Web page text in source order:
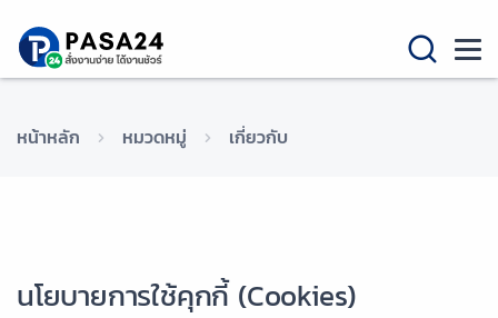
หน้าหลัก หมวดหมู่ เกี่ยวกับ
นโยบายการใช้คุกกี้ (Cookies)